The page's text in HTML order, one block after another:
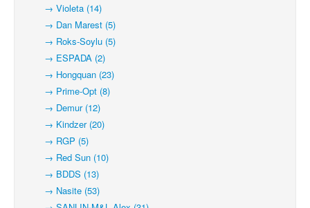
→ Violeta (14)
→ Dan Marest (5)
→ Roks-Soylu (5)
→ ESPADA (2)
→ Hongquan (23)
→ Prime-Opt (8)
→ Demur (12)
→ Kindzer (20)
→ RGP (5)
→ Red Sun (10)
→ BDDS (13)
→ Nasite (53)